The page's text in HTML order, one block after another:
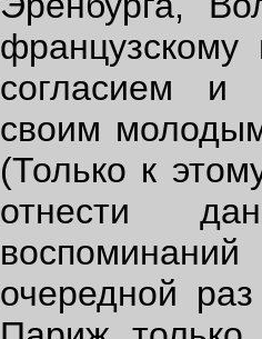
французскому
согласием и
своим
(Только к
отнести
очередной